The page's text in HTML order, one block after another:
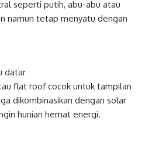
seperti putih, abu-abu atau
namun tetap menyatu dengan
datar
flat roof cocok untuk tampilan
dikombinasikan dengan solar
hunian hemat energi.